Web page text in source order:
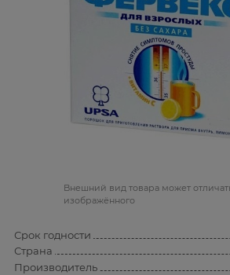
Bнешний вид товара может
изображённого
Срок годности
Страна
Производитель